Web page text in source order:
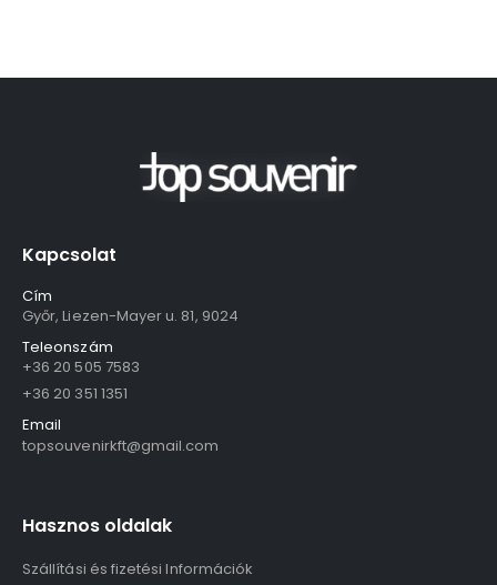
Kapcsolat
Cím
Győr, Liezen-Mayer u. 81, 9024
Teleonszám
+36 20 505 7583
+36 20 351 1351
Email
topsouvenirkft@gmail.com
Hasznos oldalak
Szállítási és fizetési Információk